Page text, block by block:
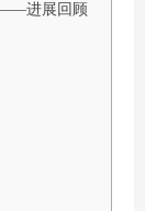
——进展回顾